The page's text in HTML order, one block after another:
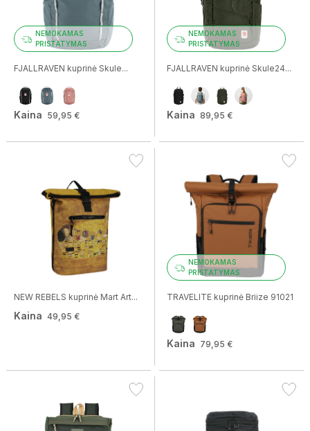
NEMOKAMAS
PRISTATYMAS
FJALLRAVEN kuprinė Skule...
Kaina 59,95 €
NEMOKAMAS
PRISTATYMAS
FJALLRAVEN kuprinė Skule24...
Kaina 89,95 €
NEW REBELS kuprinė Mart Art...
Kaina 49,95 €
NEMOKAMAS
PRISTATYMAS
TRAVELITE kuprinė Briize 91021
Kaina 79,95 €
Prenumeruokite naujienlaiškį ir gaukite madingiausių
vasaros rankinių, spalvų ir sezono derinių gidą.
Jūsų gimimo diena (nebūtina)
Patvirtinu, kad sutinku gauti naujienlaiškius.
Daugiau informacijos apie tai, kaip tvarkome jūsų duomenis rinkodaros komunikacijos
tikslais.